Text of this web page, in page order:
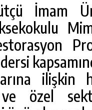
İmam
ilişkin
özel
KURSU
GEZISI.